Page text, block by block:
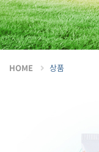
HOME 상품